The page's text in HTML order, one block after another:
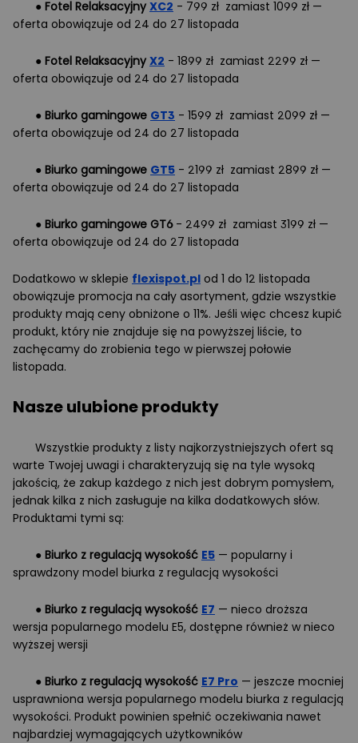
● Fotel Relaksacyjny XC2 - 799 zł zamiast 1099 zł —
oferta obowiązuje od 24 do 27 listopada
● Fotel Relaksacyjny X2 - 1899 zł zamiast 2299 zł —
oferta obowiązuje od 24 do 27 listopada
● Biurko gamingowe GT3 - 1599 zł zamiast 2099 zł —
oferta obowiązuje od 24 do 27 listopada
● Biurko gamingowe GT5 - 2199 zł zamiast 2899 zł —
oferta obowiązuje od 24 do 27 listopada
● Biurko gamingowe GT6- 2499 zł zamiast 3199 zł —
oferta obowiązuje od 24 do 27 listopada
Dodatkowo w sklepie flexispot.pl od 1 do 12 listopada
obowiązuje promocja na cały asortyment, gdzie wszystkie
produkty mają ceny obniżone o 11%. Jeśli więc chcesz kupić
produkt, który nie znajduje się na powyższej liście, to
zachęcamy do zrobienia tego w pierwszej połowie
listopada.
Nasze ulubione produkty
Wszystkie produkty z listy najkorzystniejszych ofert są
warte Twojej uwagi i charakteryzują się na tyle wysoką
jakością, że zakup każdego z nich jest dobrym pomysłem,
jednak kilka z nich zasługuje na kilka dodatkowych słów.
Produktami tymi są:
● Biurko z regulacją wysokość E5 — popularny i
sprawdzony model biurka z regulacją wysokości
● Biurko z regulacją wysokość E7 — nieco droższa
wersja popularnego modelu E5, dostępne również w nieco
wyższej wersji
● Biurko z regulacją wysokość E7 Pro — jeszcze mocniej
usprawniona wersja popularnego modelu biurka z regulacją
wysokości. Produkt powinien spełnić oczekiwania nawet
najbardziej wymagających użytkowników